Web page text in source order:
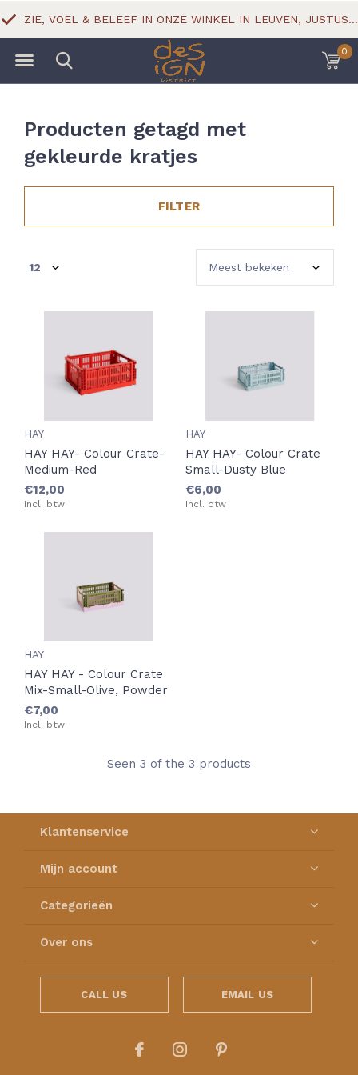
0
ZIE, VOEL & BELEEF IN ONZE WINKEL IN LEUVEN, JUSTUS LIPSIUSSTRAAT 18
Producten getagd met
gekleurde kratjes
FILTER
HAY
HAY HAY- Colour Crate-
Medium-Red
€12,00
Incl. btw
HAY
HAY HAY- Colour Crate
Small-Dusty Blue
€6,00
Incl. btw
HAY
HAY HAY - Colour Crate
Mix-Small-Olive, Powder
€7,00
Incl. btw
Seen 3 of the 3 products
Klantenservice
Mijn account
Categorieën
Over ons
CALL US EMAIL US